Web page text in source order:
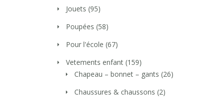
Jouets (95)
Poupées (58)
Pour l'école (67)
Vetements enfant (159)
Chapeau – bonnet – gants (26)
Chaussures & chaussons (2)